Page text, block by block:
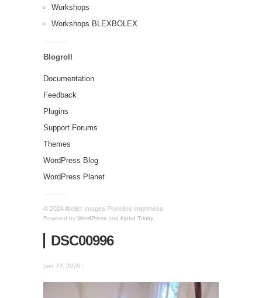
Workshops
Workshops BLEXBOLEX
Blogroll
Documentation
Feedback
Plugins
Support Forums
Themes
WordPress Blog
WordPress Planet
© 2024 Atelier Images Plurielles imprimées
Powered by WordPress and Alpha Trinity
DSC00996
juin 13, 2016 -